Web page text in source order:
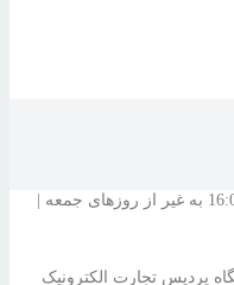
پاسخگویی همه روزه از ساعت 9:00 الی 16:00 به غیر از روزهای جمعه |
پردیس تجارت الکترونیک